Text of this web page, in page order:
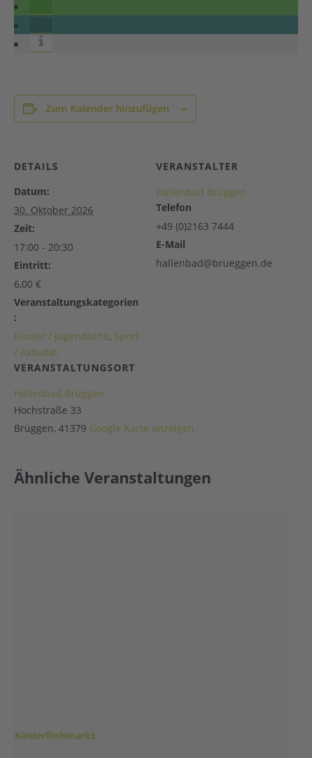
Zum Kalender hinzufügen
DETAILS
Datum:
30. Oktober 2026
Zeit:
17:00 - 20:30
Eintritt:
6,00 €
Veranstaltungskategorien
:
Kinder / Jugendliche, Sport
/ Aktivität
VERANSTALTUNGSORT
Hallenbad Brüggen
Hochstraße 33
Brüggen, 41379 Google Karte anzeigen
VERANSTALTER
Hallenbad Brüggen
Telefon
+49 (0)2163 7444
E-Mail
hallenbad@brueggen.de
Ähnliche Veranstaltungen
Kinderflohmarkt